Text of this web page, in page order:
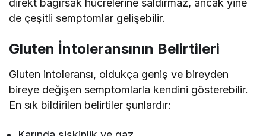
direkt bağırsak hücrelerine saldırmaz, ancak yine
de çeşitli semptomlar gelişebilir.
Gluten İntoleransının Belirtileri
Gluten intoleransı, oldukça geniş ve bireyden
bireye değişen semptomlarla kendini gösterebilir.
En sık bildirilen belirtiler şunlardır: